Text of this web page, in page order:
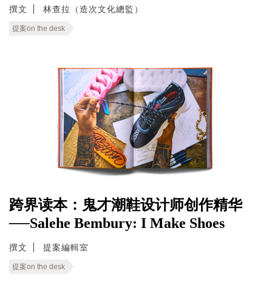
撰文 林查拉（造次文化總監）
提案on the desk
跨界读本：鬼才潮鞋设计师创作精华
──Salehe Bembury: I Make Shoes
撰文 提案編輯室
提案on the desk